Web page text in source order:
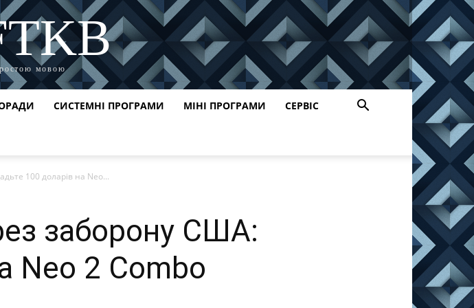
мовою
СИСТЕМНІ ПРОГРАМИ МІНІ ПРОГРАМИ СЕРВІС
100 доларів на Neo...
заборону США:
Neo 2 Combo